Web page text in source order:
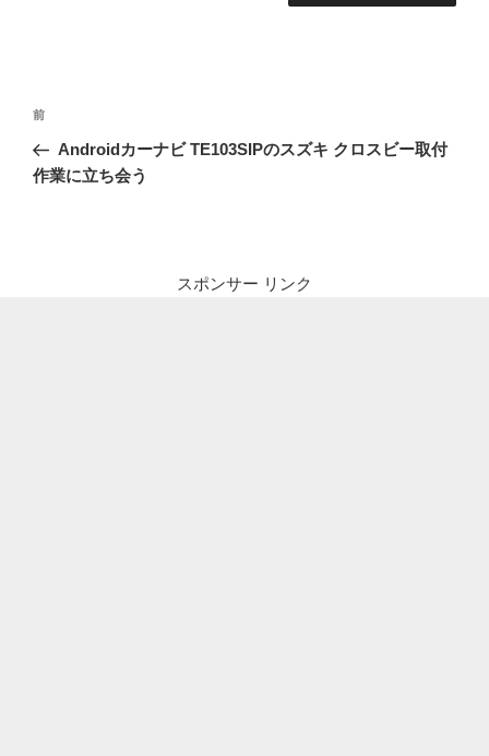
投
ナ
前
の
投
前
Androidカーナビ TE103SIPのスズキ クロスビー取付
作業に立ち会う
スポンサー リンク